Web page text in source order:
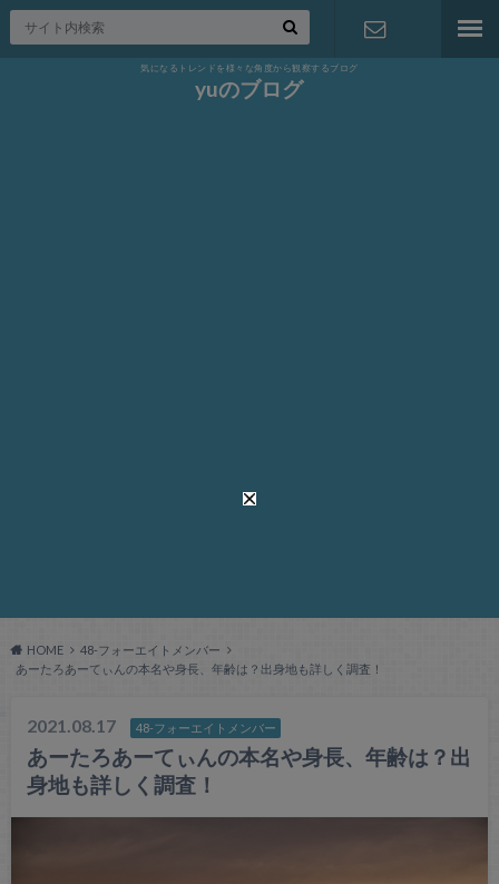
気になるトレンドを様々な角度から観察するブログ
yuのブログ
HOME
48-フォーエイトメンバー
あーたろあーてぃんの本名や身長、年齢は？出身地も詳しく調査！
2021.08.17 48-フォーエイトメンバー
あーたろあーてぃんの本名や身長、年齢は？出
身地も詳しく調査！